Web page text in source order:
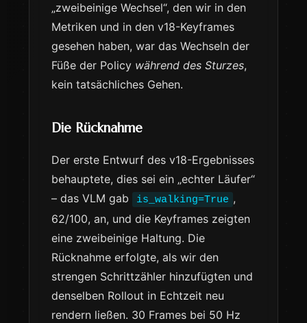
„zweibeinige Wechsel“, den wir in den
Metriken und in den v18-Keyframes
gesehen haben, war das Wechseln der
Füße der Policy während des Sturzes,
kein tatsächliches Gehen.
Die Rücknahme
Der erste Entwurf des v18-Ergebnisses
behauptete, dies sei ein „echter Läufer“
– das VLM gab
is_walking=True ,
62/100, an, und die Keyframes zeigten
eine zweibeinige Haltung. Die
Rücknahme erfolgte, als wir den
strengen Schrittzähler hinzufügten und
denselben Rollout in Echtzeit neu
rendern ließen. 30 Frames bei 50 Hz